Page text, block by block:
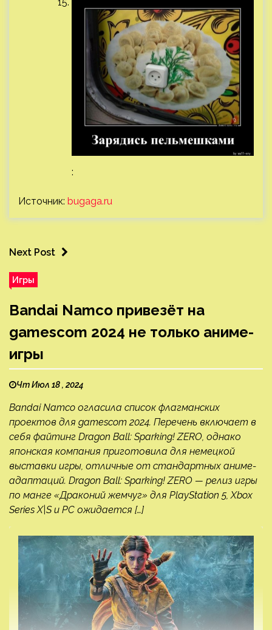
:
Источник: bugaga.ru
Next Post
Игры
Bandai Namco привезёт на
gamescom 2024 не только аниме-
игры
Чт Июл 18 , 2024
Bandai Namco огласила список флагманских
проектов для gamescom 2024. Перечень включает в
себя файтинг Dragon Ball: Sparking! ZERO, однако
японская компания приготовила для немецкой
выставки игры, отличные от стандартных аниме-
адаптаций. Dragon Ball: Sparking! ZERO — релиз игры
по манге «Драконий жемчуг» для PlayStation 5, Xbox
Series X|S и PC ожидается […]